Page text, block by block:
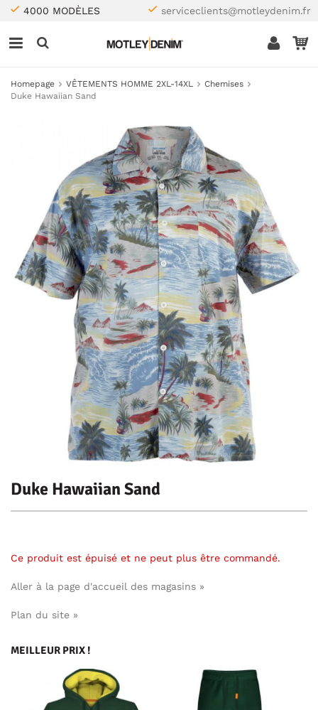
4000 MODÈLES serviceclients@motleydenim.fr
Homepage VÊTEMENTS HOMME 2XL-14XL
Chemises
Duke Hawaiian Sand
Duke Hawaiian Sand
Ce produit est épuisé et ne peut plus être commandé.
Aller à la page d'accueil des magasins »
Plan du site »
MEILLEUR PRIX !